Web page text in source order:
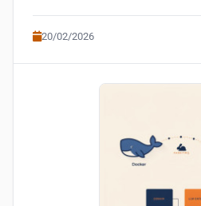
20/02/2026